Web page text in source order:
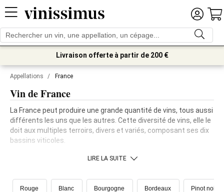
Livraison offerte à partir de 200 €
Appellations / France
Vin de France
La France peut produire une grande quantité de vins, tous aussi
différents les uns que les autres. Cette diversité de vins, elle le
doit aux multiples terroirs, divers et variés, composant ses dix
bassins viticoles.
LIRE LA SUITE
Rouge Blanc Bourgogne Bordeaux Pinot noir